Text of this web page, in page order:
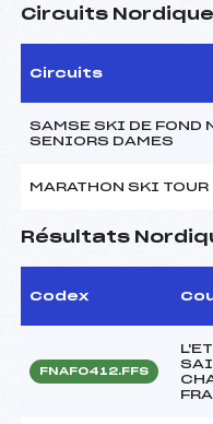
Circuits
Circuits
SAMSE SKI DE FOND
SENIORS DAMES
MARATHON SKI
Résultats
Codex
FNAF0412.FFS